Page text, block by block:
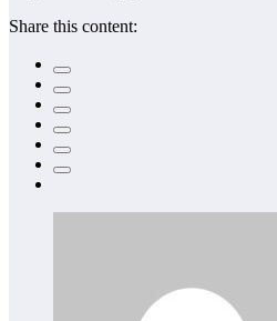
Share this content: